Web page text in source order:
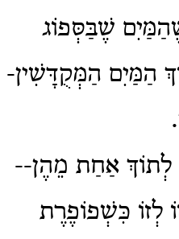
שֶׁבַּסְּפוֹג
הַמַּיִם הַמְּקֻדָּשִׁין-
אַחַת מֵהֶן--
לְזוֹ כִּשְׁפוֹפֶרֶת